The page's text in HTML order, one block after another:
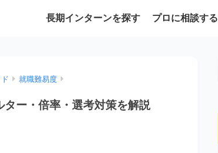
長期インターンを探す プロに相談する
就職難易度
ター・倍率・選考対策を解説